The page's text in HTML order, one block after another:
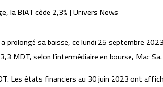
prolongé sa baisse, ce lundi 25 septembre
MDT, selon l’intermédiaire en bourse, Mac Sa.
Les états financiers au 30 juin 2023 ont